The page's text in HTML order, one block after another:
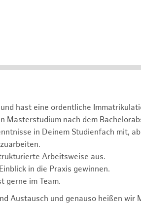
hast eine ordentliche
Masterstudium nach dem
in Deinem Studienfach mit,
Arbeitsweise aus.
in die Praxis gewinnen.
gerne im Team.
Austausch und genauso heißen wir